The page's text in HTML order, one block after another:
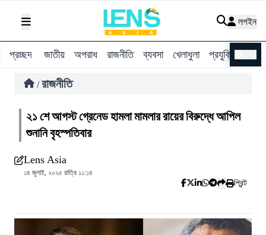
লগইন
প্রচ্ছদ জাতীয় অপরাধ রাজনীতি ব্যবসা খেলাধুলা প্রযুক্তি
/ রাজনীতি
২১ শে আগস্ট গ্রেনেড হামলা মামলার রায়ের বিরুদ্ধে আপিল
শুনানি বৃহস্পতিবার
Lens Asia
১৪ জুলাই, ২০২৫ রাত্রি ১১:১৪
প্রিন্ট